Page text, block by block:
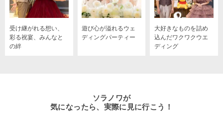
受け継がれる想い、
彩る祝宴、みんなと
の絆
遊び心が溢れるウェ
ディングパーティー
大好きなものを詰め
込んだワクワクウエ
ディング
ソラノワが
気になったら、実際に見に行こう！